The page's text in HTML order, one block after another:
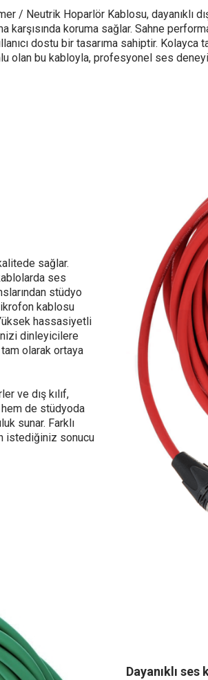
/ Neutrik Hoparlör Kablosu, dayanıklı
karşısında koruma sağlar. Sahne
dostu bir tasarıma sahiptir. Kolayca
olan bu kabloyla, profesyonel ses
sağlar.
ses
stüdyo
kablosu
hassasiyetli
dinleyicilere
olarak ortaya
ve dış kılıf,
hem de stüdyoda
sunar. Farklı
istediğiniz sonucu
Dayanıklı